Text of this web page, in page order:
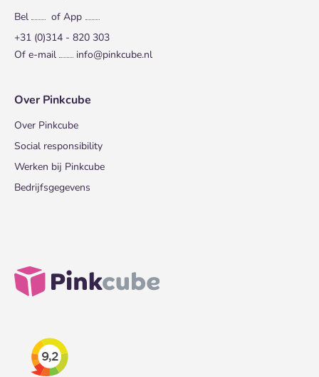
Bel
of App
+31 (0)314 - 820 303
Of e-mail
info@pinkcube.nl
Over Pinkcube
Over Pinkcube
Social responsibility
Werken bij Pinkcube
Bedrijfsgegevens